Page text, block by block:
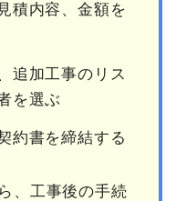
積内容、金額を
追加工事のリス
を選ぶ
約書を締結する
、工事後の手続